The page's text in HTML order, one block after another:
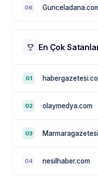
06
En Çok
01
02 olaymedya.com
03
04 nesilhaber.com